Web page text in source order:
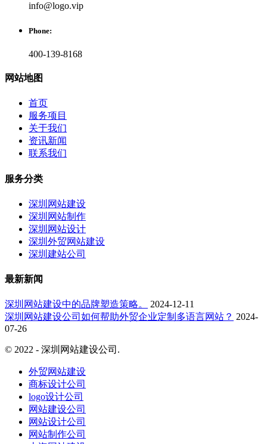
info@logo.vip
Phone:
400-139-8168
网站地图
首页
服务项目
关于我们
资讯新闻
联系我们
服务分类
深圳网站建设
深圳网站制作
深圳网站设计
深圳外贸网站建设
深圳建站公司
最新新闻
深圳网站建设中的品牌塑造策略。
2024-12-11
深圳网站建设公司如何帮助外贸企业定制多语言网站？ 2024-
07-26
© 2022 - 深圳网站建设公司.
外贸网站建设
商标设计公司
logo设计公司
网站建设公司
网站设计公司
网站制作公司